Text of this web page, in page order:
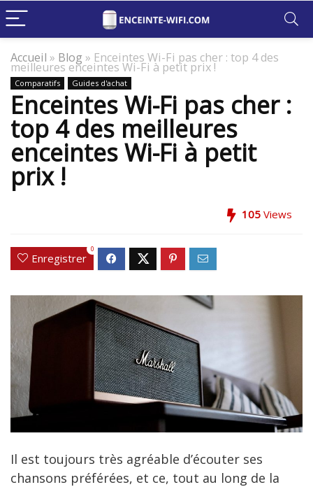
Accueil » Blog » Enceintes Wi-Fi pas cher : top 4 des
meilleures enceintes Wi-Fi à petit prix !
Comparatifs Guides d'achat
Enceintes Wi-Fi pas cher :
top 4 des meilleures
enceintes Wi-Fi à petit
prix !
105 Views
Enregistrer
0
Il est toujours très agréable d’écouter ses
chansons préférées, et ce, tout au long de la